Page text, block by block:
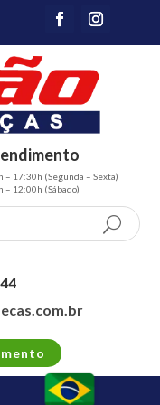
(Segunda – Sexta)
(Sábado)